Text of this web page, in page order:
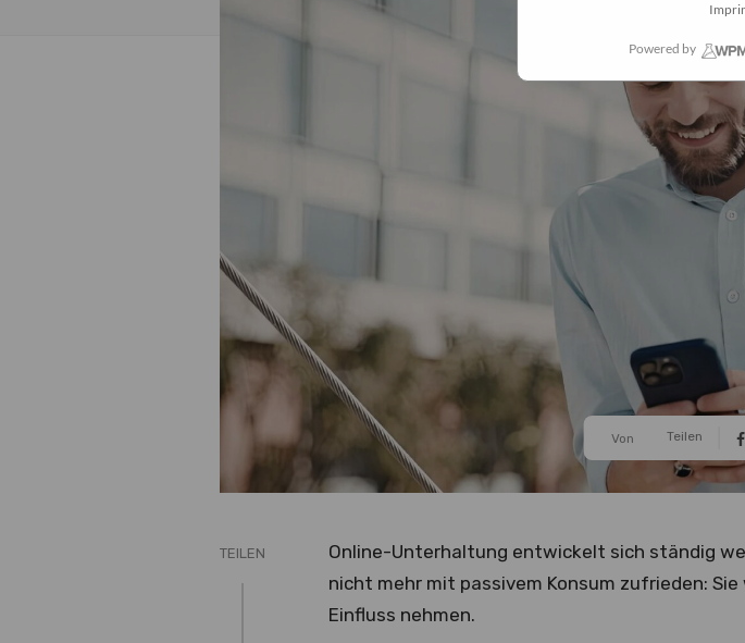
Von Teilen
TEILEN
Online-Unterhaltung entwickelt sich ständig
nicht mehr mit passivem Konsum zufrieden:
Einfluss nehmen.
Powered by